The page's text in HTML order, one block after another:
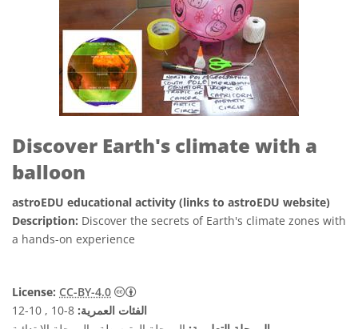
Discover Earth's climate with a
balloon
astroEDU educational activity (links to astroEDU website)
Description: Discover the secrets of Earth's climate zones with
a hands-on experience
License: CC-BY-4.0
الفئات العمرية: